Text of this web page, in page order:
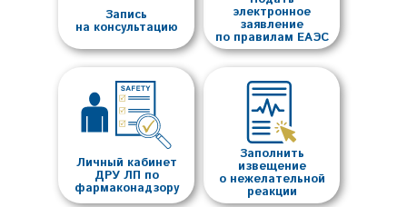
Запись
на консультацию
электронное
заявление
по правилам ЕАЭС
Личный кабинет
ДРУ ЛП по
фармаконадзору
Заполнить
извещение
о нежелательной
реакции